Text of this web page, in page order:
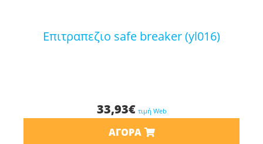
επιτραπεζιο safe breaker (yl016)
33,93€ τιμή Web
ΑΓΟΡΆ